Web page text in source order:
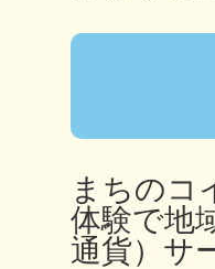
まちのコ
体験で地
通貨）サ